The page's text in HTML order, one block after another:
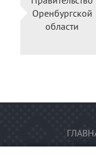
Оренбургской
области